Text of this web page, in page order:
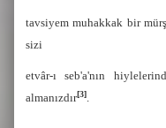
tavsiyem muhakkak bir
sizi
etvâr-ı seb'a'nın
almanızdır[3].